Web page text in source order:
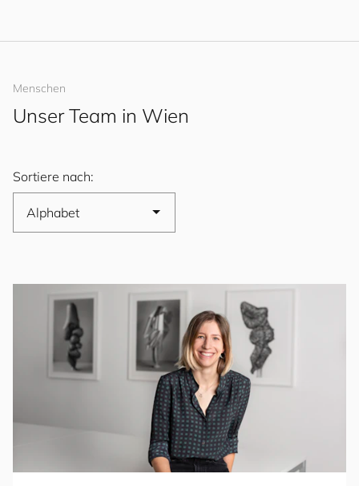
Menschen
Unser Team in Wien
Sortiere nach: